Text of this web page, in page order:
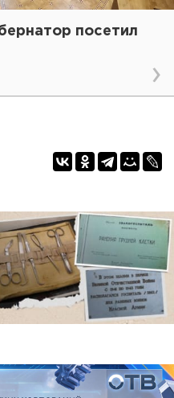
посетил